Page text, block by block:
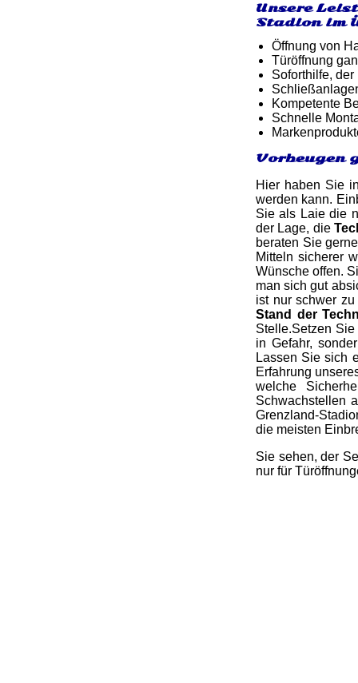
Unsere
Stadion im
Öffnung von
Türöffnung
Soforthilfe,
Kompetente
Schnelle
Vorbeugen
Hier haben Sie
werden kann.
Sie als Laie die
der Lage, die
beraten Sie
Mitteln sicherer
Wünsche offen.
man sich gut
ist nur schwer
Stand der
Stelle.Setzen
in Gefahr,
Lassen Sie sich
Erfahrung
welche
Schwachstellen
Grenzland-
die meisten
Sie sehen, der
nur für